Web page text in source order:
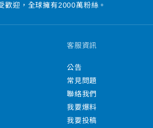
歡迎，全球擁有2000萬粉絲。
客服資訊
公告
常見問題
聯絡我們
我要爆料
我要投稿